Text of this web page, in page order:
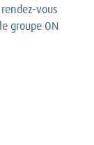
vous
groupe ON